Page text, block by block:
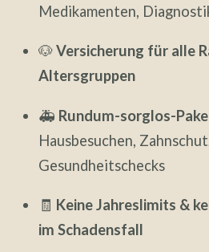
Medikamenten,
🐶Versicherung für alle
Altersgruppen
🚑 Rundum-sorglos-
Hausbesuchen,
Gesundheitschecks
🧾 Keine Jahreslimits &
im Schadensfall